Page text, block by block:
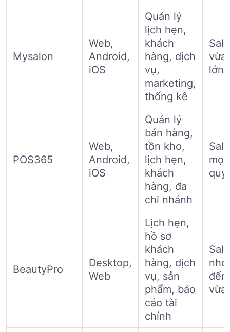
Mysalon
Web,
Android,
iOS
Quản lý
lịch hẹn,
khách
hàng, dịch
vụ,
marketing,
thống kê
vừa
lớn
POS365
Web,
Android,
iOS
Quản lý
bán hàng,
tồn kho,
lịch hẹn,
khách
hàng, đa
chi nhánh
mọi
quy
BeautyPro
Desktop,
Web
Lịch hẹn,
hồ sơ
khách
hàng, dịch
vụ, sản
phẩm, báo
cáo tài
chính
nhỏ
đến
vừa